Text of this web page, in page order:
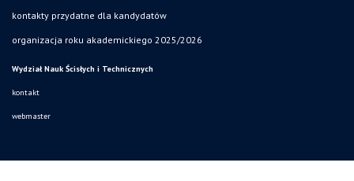
kontakty przydatne dla kandydatów
organizacja roku akademickiego 2025/2026
Wydział Nauk Ścisłych i Technicznych
kontakt
webmaster